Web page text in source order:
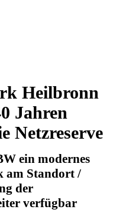
Heilbronn
Jahren
Netzreserve
ein modernes
am Standort /
der
verfügbar